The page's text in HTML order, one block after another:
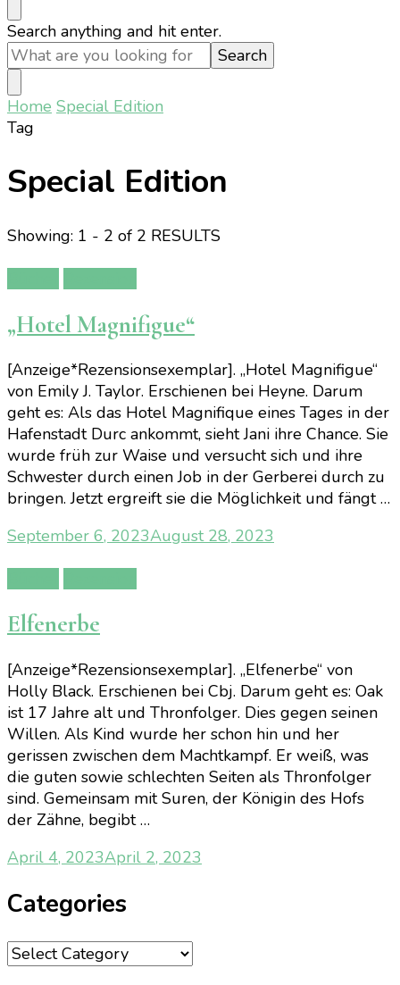
Looking
for
Something?
Search anything and hit enter.
Home Special Edition
Tag
Special Edition
Showing: 1 - 2 of 2 RESULTS
„Hotel Magnifigue“
[Anzeige*Rezensionsexemplar]. „Hotel Magnifigue“
von Emily J. Taylor. Erschienen bei Heyne. Darum
geht es: Als das Hotel Magnifique eines Tages in der
Hafenstadt Durc ankommt, sieht Jani ihre Chance. Sie
wurde früh zur Waise und versucht sich und ihre
Schwester durch einen Job in der Gerberei durch zu
bringen. Jetzt ergreift sie die Möglichkeit und fängt …
September 6, 2023August 28, 2023
Elfenerbe
[Anzeige*Rezensionsexemplar]. „Elfenerbe“ von
Holly Black. Erschienen bei Cbj. Darum geht es: Oak
ist 17 Jahre alt und Thronfolger. Dies gegen seinen
Willen. Als Kind wurde her schon hin und her
gerissen zwischen dem Machtkampf. Er weiß, was
die guten sowie schlechten Seiten als Thronfolger
sind. Gemeinsam mit Suren, der Königin des Hofs
der Zähne, begibt …
April 4, 2023April 2, 2023
Categories
Categories